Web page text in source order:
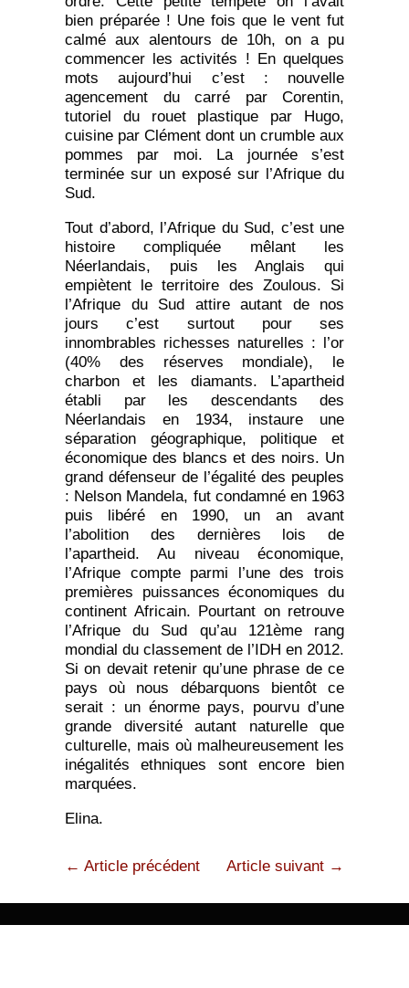
bien préparée ! Une fois que le vent fut
calmé aux alentours de 10h, on a pu
commencer les activités ! En quelques
mots aujourd’hui c’est : nouvelle
agencement du carré par Corentin,
tutoriel du rouet plastique par Hugo,
cuisine par Clément dont un crumble aux
pommes par moi. La journée s’est
terminée sur un exposé sur l’Afrique du
Sud.
Tout d’abord, l’Afrique du Sud, c’est une
histoire compliquée mêlant les
Néerlandais, puis les Anglais qui
empiètent le territoire des Zoulous. Si
l’Afrique du Sud attire autant de nos
jours c’est surtout pour ses
innombrables richesses naturelles : l’or
(40% des réserves mondiale), le
charbon et les diamants. L’apartheid
établi par les descendants des
Néerlandais en 1934, instaure une
séparation géographique, politique et
économique des blancs et des noirs. Un
grand défenseur de l’égalité des peuples
: Nelson Mandela, fut condamné en 1963
puis libéré en 1990, un an avant
l’abolition des dernières lois de
l’apartheid. Au niveau économique,
l’Afrique compte parmi l’une des trois
premières puissances économiques du
continent Africain. Pourtant on retrouve
l’Afrique du Sud qu’au 121ème rang
mondial du classement de l’IDH en 2012.
Si on devait retenir qu’une phrase de ce
pays où nous débarquons bientôt ce
serait : un énorme pays, pourvu d’une
grande diversité autant naturelle que
culturelle, mais où malheureusement les
inégalités ethniques sont encore bien
marquées.
Elina.
← Article précédent Article suivant →